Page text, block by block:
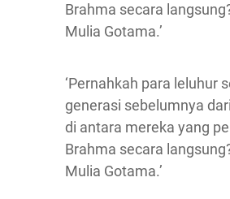
Brahma secara
Mulia Gotama.’
‘Pernahkah para leluhur
generasi sebelumnya
di antara mereka yang
Brahma secara
Mulia Gotama.’